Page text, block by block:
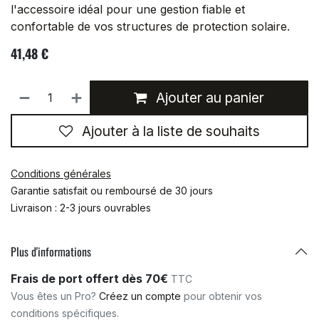
l'accessoire idéal pour une gestion fiable et
confortable de vos structures de protection solaire.
41,48€
Ajouter au panier
Ajouter à la liste de souhaits
Conditions générales
Garantie satisfait ou remboursé de 30 jours
Livraison : 2-3 jours ouvrables
Plus d'informations
Frais de port offert dès 70€ TTC
Vous êtes un Pro? Créez un compte pour obtenir vos
conditions spécifiques.